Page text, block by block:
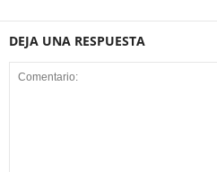
DEJA UNA RESPUESTA